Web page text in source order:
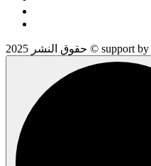
حقوق النشر 2025 © support by